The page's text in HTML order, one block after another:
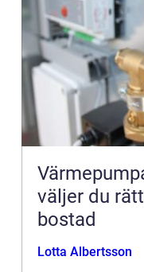
väljer du
bostad
Lotta Albertsson